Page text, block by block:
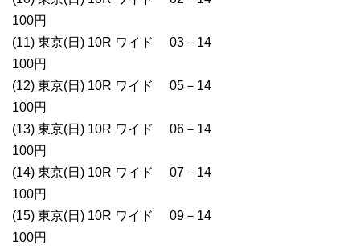
100円
(11) 東京(日) 10R ワイド 03－14
100円
(12) 東京(日) 10R ワイド 05－14
100円
(13) 東京(日) 10R ワイド 06－14
100円
(14) 東京(日) 10R ワイド 07－14
100円
(15) 東京(日) 10R ワイド 09－14
100円